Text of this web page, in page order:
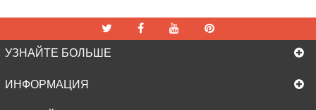
УЗНАЙТЕ БОЛЬШЕ
ИНФОРМАЦИЯ